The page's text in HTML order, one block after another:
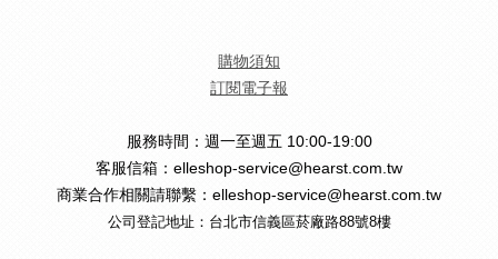
購物須知
訂閱電子報
服務時間：週一至週五 10:00-19:00
客服信箱：elleshop-service@hearst.com.tw
商業合作相關請聯繫：elleshop-service@hearst.com.tw
公司登記地址：台北市信義區菸廠路88號8樓